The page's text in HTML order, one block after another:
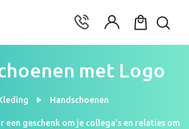
met Logo
Handschoenen
een geschenk om je collega’s en relaties om